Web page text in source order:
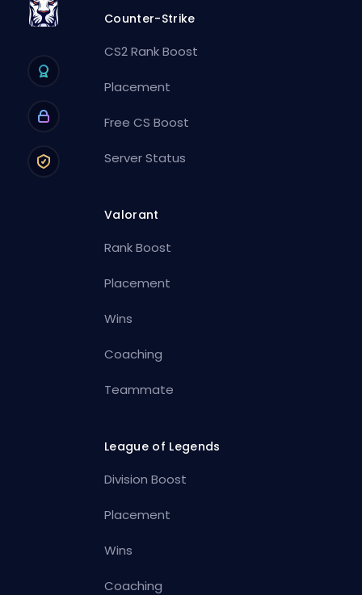
Counter-Strike
CS2 Rank Boost
Placement
Free CS Boost
Server Status
Valorant
Rank Boost
Placement
Wins
Coaching
Teammate
League of Legends
Division Boost
Placement
Wins
Coaching